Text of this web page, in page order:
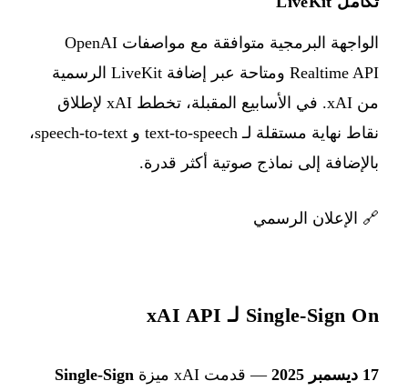
الواجهة البرمجية متوافقة مع مواصفات OpenAI
Realtime API ومتاحة عبر إضافة LiveKit الرسمية
من xAI. في الأسابيع المقبلة، تخطط xAI لإطلاق
نقاط نهاية مستقلة لـ text-to-speech و speech-to-text،
بالإضافة إلى نماذج صوتية أكثر قدرة.
🔗 الإعلان الرسمي
Single-Sign On لـ xAI API
17 ديسمبر 2025 — قدمت xAI ميزة
Single-Sign